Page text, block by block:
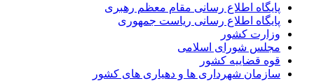
پایگاه اطلاع رسانی مقام معظم رهبری
پایگاه اطلاع رسانی ریاست جمهوری
وزارت کشور
مجلس شورای اسلامی
قوه قضاییه کشور
سازمان شهرداری ها و دهیاری های کشور